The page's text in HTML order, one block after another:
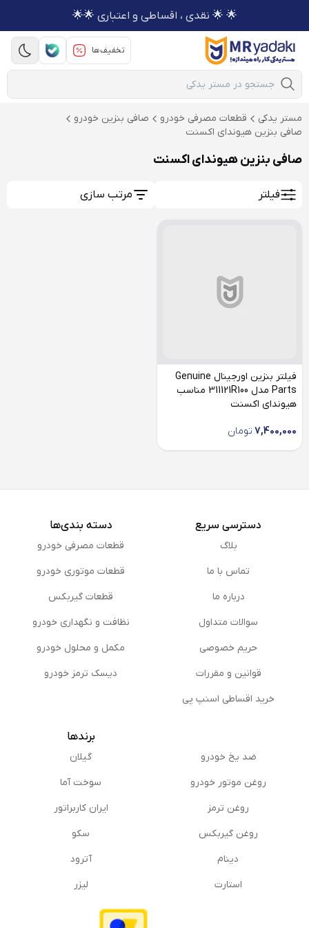
🌟 🌟 نقدی ، اقساطی و اعتباری 🌟🌟
تخفیف‌ها
Mobile Search
مستر یدکی قطعات مصرفی خودرو
صافی بنزین خودرو
صافی بنزین هیوندای اکسنت
صافی بنزین هیوندای اکسنت
فیلتر مرتب سازی
فیلتر بنزین اورجینال Genuine
Parts مدل 311121R100 مناسب
هیوندای اکسنت
7,400,000 تومان
دسترسی سریع
بلاگ
تماس با ما
درباره ما
سوالات متداول
حریم خصوصی
قوانین و مقررات
خرید اقساطی اسنپ پی
دسته بندی‌ها
قطعات مصرفی خودرو
قطعات موتوری خودرو
قطعات گیربکس
نظافت و نگهداری خودرو
مكمل و محلول خودرو
دیسک ترمز خودرو
ضد یخ خودرو
روغن موتور خودرو
روغن ترمز
روغن گیربكس
دینام
استارت
برندها
گیلان
سوخت آما
ایران کاربراتور
سکو
آترود
لیزر